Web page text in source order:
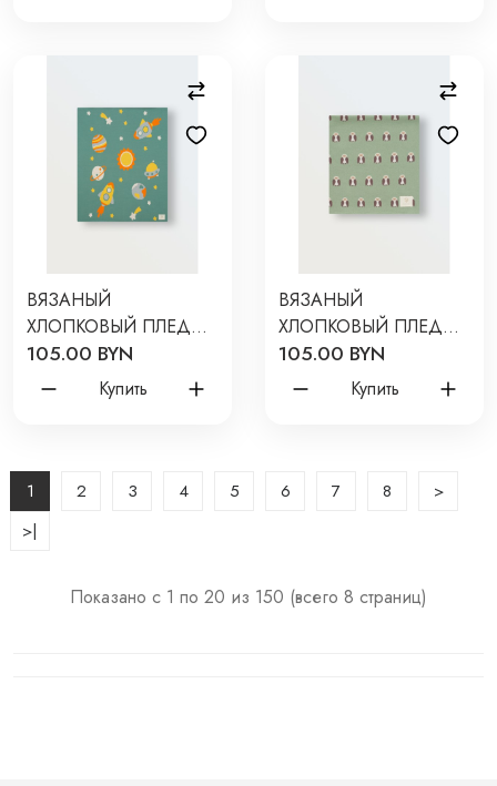
ВЯЗАНЫЙ
ХЛОПКОВЫЙ ПЛЕД
90*90 СМ КОСМОС
8060-192
105.00 BYN
Купить
ВЯЗАНЫЙ
ХЛОПКОВЫЙ ПЛЕД
90*90 СМ СОВЫ
8060-338
105.00 BYN
Купить
1 2 3 4 5 6 7 8
>
>|
Показано с 1 по 20 из 150 (всего 8 страниц)